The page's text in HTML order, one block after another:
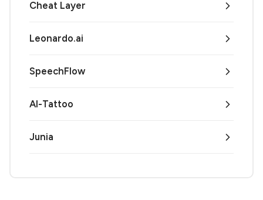
Cheat Layer
Leonardo.ai
SpeechFlow
AI-Tattoo
Junia